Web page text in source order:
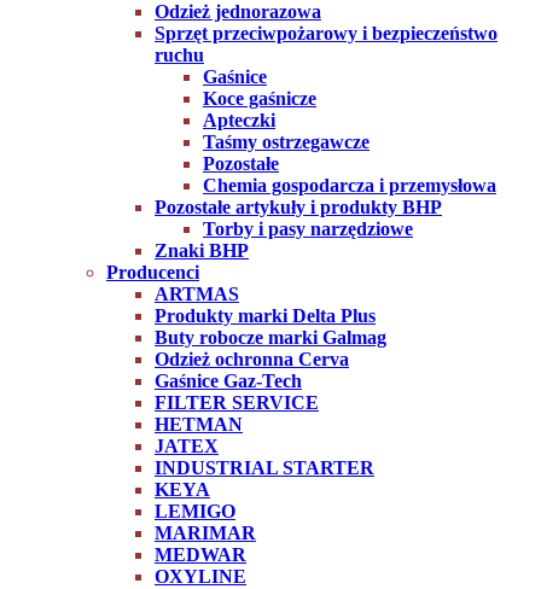
Odzież jednorazowa
Sprzęt przeciwpożarowy i bezpieczeństwo
ruchu
Gaśnice
Koce gaśnicze
Apteczki
Taśmy ostrzegawcze
Pozostałe
Chemia gospodarcza i przemysłowa
Pozostałe artykuły i produkty BHP
Torby i pasy narzędziowe
Znaki BHP
Producenci
ARTMAS
Produkty marki Delta Plus
Buty robocze marki Galmag
Odzież ochronna Cerva
Gaśnice Gaz-Tech
FILTER SERVICE
HETMAN
JATEX
INDUSTRIAL STARTER
KEYA
LEMIGO
MARIMAR
MEDWAR
OXYLINE